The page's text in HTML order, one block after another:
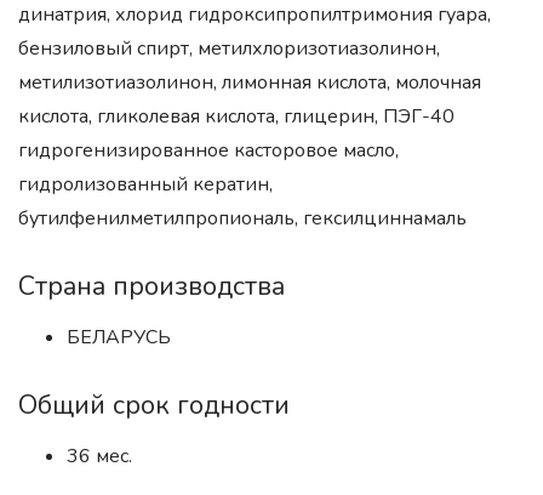
динатрия, хлорид гидроксипропилтримония гуара,
бензиловый спирт, метилхлоризотиазолинон,
метилизотиазолинон, лимонная кислота, молочная
кислота, гликолевая кислота, глицерин, ПЭГ-40
гидрогенизированное касторовое масло,
гидролизованный кератин,
бутилфенилметилпропиональ, гексилциннамаль
Страна производства
БЕЛАРУСЬ
Общий срок годности
36 мес.